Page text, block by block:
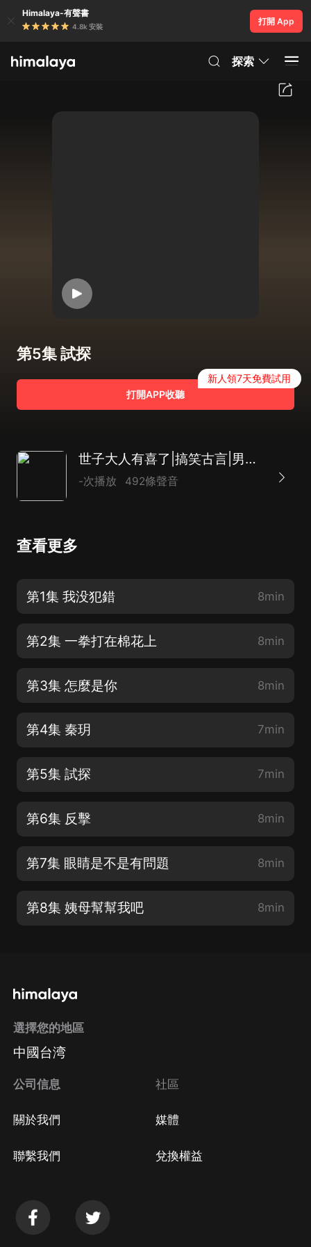
Himalaya-有聲書
4.8k 安裝
打開 App
探索
第5集 試探
打開APP收聽
新人領7天免費試用
世子大人有喜了|搞笑古言|男女互換|AI多播
-次播放 492條聲音
查看更多
第1集 我没犯錯 8min
第2集 一拳打在棉花上 8min
第3集 怎麼是你 8min
第4集 秦玥 7min
第5集 試探 7min
第6集 反擊 8min
第7集 眼睛是不是有問題 8min
第8集 姨母幫幫我吧 8min
選擇您的地區
中國台湾
公司信息
關於我們
聯繫我們
社區
媒體
兌換權益